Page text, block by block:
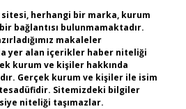
herhangi bir marka, kurum
bağlantısı bulunmamaktadır.
makaleler
yer alan içerikler haber niteliği
kurum ve kişiler hakkında
Gerçek kurum ve kişiler ile isim
Sitemizdeki bilgiler
niteliği taşımazlar.